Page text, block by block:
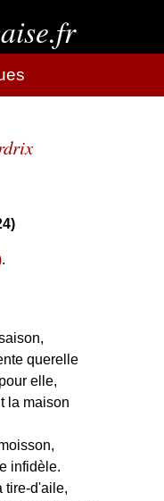
.
querelle
elle,
la maison
infidèle.
tire-d'aile,